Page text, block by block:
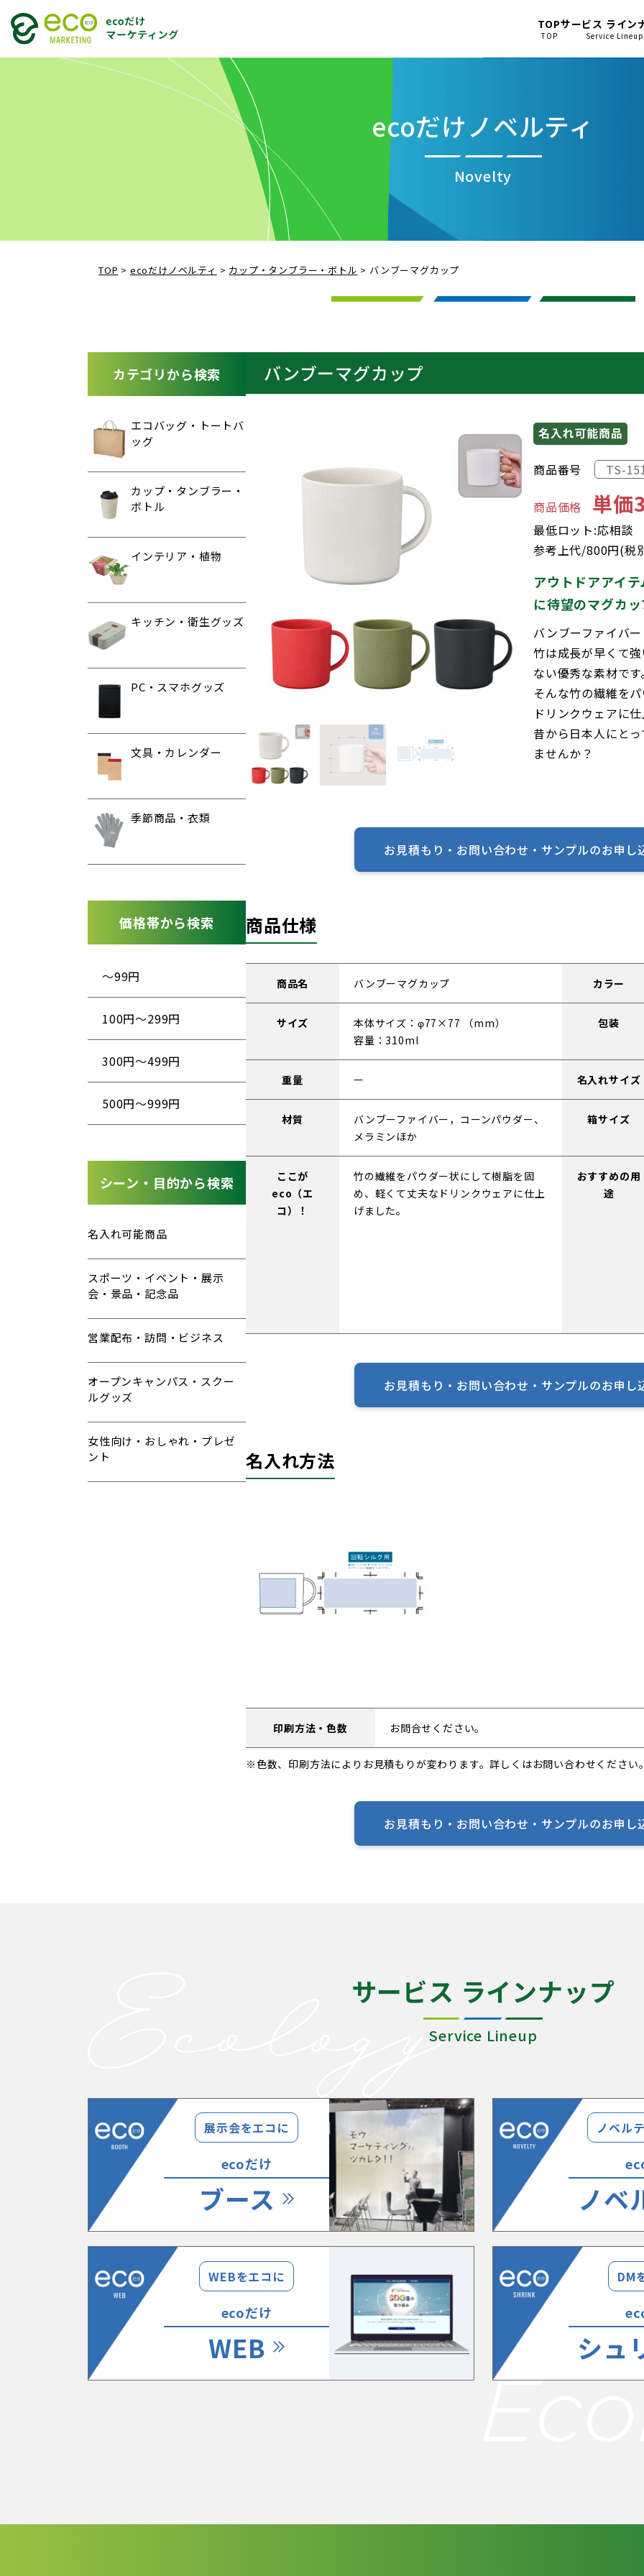
TOP
TOP
サービス ライン
Service Lineup
ecoだけノベルティ
Novelty
TOP > ecoだけノベルティ > カップ・タンブラー・ボトル > バンブーマグカップ
バンブーマグカップ
商品番号 TS-
商品価格 単価
最低ロット:応相談
参考上代/800円(税
アウトドアアイ
に待望のマグカ
バンブーファイバー
竹は成長が早くて
ない優秀な素材です。
そんな竹の繊維を
ドリンクウェアに仕
昔から日本人にと
ませんか？
お見積もり・お問い合わせ・ サンプルのお申
商品仕様
商品名 バンブーマグカップ カラー
サイズ
本体サイズ：φ77×77 （mm）
容量：310ml
包装
重量 名入れサイズ
材質
バンブーファイバー，コーンパウダー、
メラミンほか
箱サイズ
ここが
eco（エ
コ）！
竹の繊維をパウダー状にして樹脂を固
め、軽くて丈夫なドリンクウェアに仕上
げました。
おすすめの用
途
お見積もり・お問い合わせ・ サンプルのお申
名入れ方法
印刷方法・色数 お問合せください。
※色数、印刷方法によりお見積もりが変わります。詳しくはお問い合わせください。
お見積もり・お問い合わせ・ サンプルのお申
カテゴリから検索
エコバッグ・トートバ
ッグ
カップ・タンブラー・
ボトル
インテリア・植物
キッチン・衛生グッズ
PC・スマホグッズ
文具・カレンダー
季節商品・衣類
価格帯から検索
〜99円
100円〜299円
300円〜499円
500円〜999円
シーン・目的から検索
名入れ可能商品
スポーツ・イベント・展示
会・景品・記念品
営業配布・訪問・ビジネス
オープンキャンパス・スクー
ルグッズ
女性向け・おしゃれ・プレゼ
ント
サービス ラインナップ
Service Lineup
展示会をエコに
ecoだけ
ブース
ノベル
ノベ
WEBをエコに
ecoだけ
WEB
DM
シュ